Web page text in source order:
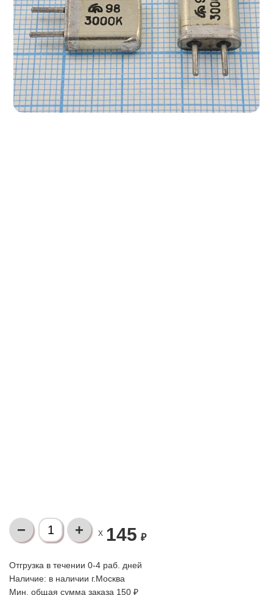
X 145 ₽
Отгрузка в течении 0-4 раб. дней
Наличие: в наличии г.Москва
Мин. общая сумма заказа 150 ₽